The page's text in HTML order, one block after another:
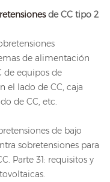
de CC tipo 2
de alimentación
de equipos de
el lado de CC, caja
de CC, etc.
de bajo
sobretensiones para
Parte 31: requisitos y